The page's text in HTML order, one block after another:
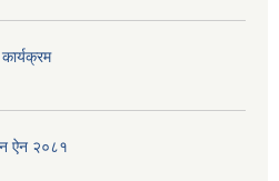
ऐन २०८१